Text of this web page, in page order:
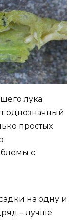
лука
однозначный
простых
с
на одну и
– лучше